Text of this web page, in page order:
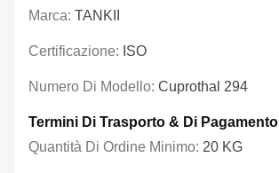
Marca: TANKII
Certificazione: ISO
Numero Di Modello: Cuprothal 294
Termini Di Trasporto & Di Pagamento
Quantità Di Ordine Minimo: 20 KG